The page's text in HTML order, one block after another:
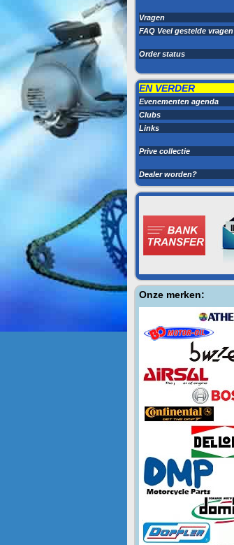
Vragen
FAQ Veel gestelde vragen
Order status
EN VERDER
Evenementen agenda
Clubs
Links
Prive collectie
Dealer worden?
Onze merken: